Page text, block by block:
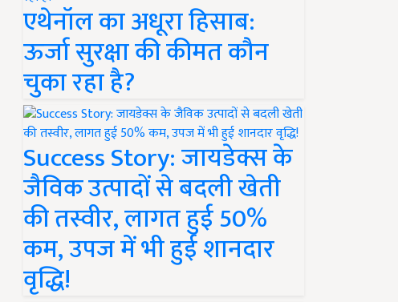
एथेनॉल का अधूरा हिसाब:
ऊर्जा सुरक्षा की कीमत कौन
चुका रहा है?
Success Story: जायडेक्स के
जैविक उत्पादों से बदली खेती
की तस्वीर, लागत हुई 50%
कम, उपज में भी हुई शानदार
वृद्धि!